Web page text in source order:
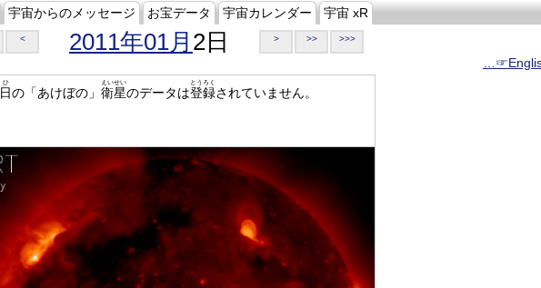
宇宙からのメッセージ お宝データ 宇宙カレンダー 宇宙 xR
< 2011年01月 2日 > >> >>>
日
ひ
の「あけぼの」 衛星
えいせい
のデータは登録
とうろく
されていません。